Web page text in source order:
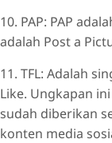
10. PAP: PAP
adalah Post a
11. TFL: Adalah
Like. Ungkapan
sudah diberikan
konten media